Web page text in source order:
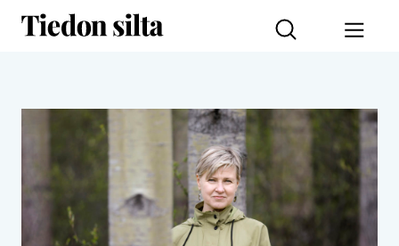
Siirry sisältöön
Tiedon silta